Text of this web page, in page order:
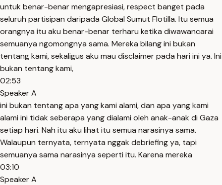
untuk benar-benar mengapresiasi, respect banget pada
seluruh partisipan daripada Global Sumut Flotilla. Itu semua
orangnya itu aku benar-benar terharu ketika diwawancarai
semuanya ngomongnya sama. Mereka bilang ini bukan
tentang kami, sekaligus aku mau disclaimer pada hari ini ya. Ini
bukan tentang kami,
02:53
Speaker A
ini bukan tentang apa yang kami alami, dan apa yang kami
alami ini tidak seberapa yang dialami oleh anak-anak di Gaza
setiap hari. Nah itu aku lihat itu semua narasinya sama.
Walaupun ternyata, ternyata nggak debriefing ya, tapi
semuanya sama narasinya seperti itu. Karena mereka
03:10
Speaker A